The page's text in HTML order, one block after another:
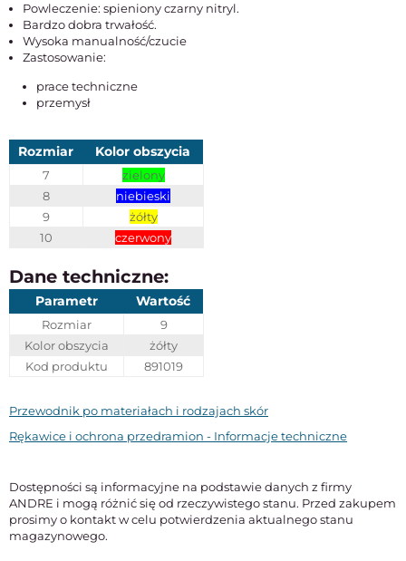
Powleczenie: spieniony czarny nitryl.
Bardzo dobra trwałość.
Wysoka manualność/czucie
Zastosowanie:
prace techniczne
przemysł
Rozmiar Kolor obszycia
7
zielony
8
niebieski
9
żółty
10
czerwony
Dane techniczne:
Parametr Wartość
Rozmiar
9
Kolor obszycia
żółty
Kod produktu
891019
Przewodnik po materiałach i rodzajach skór
Rękawice i ochrona przedramion - Informacje techniczne
Dostępności są informacyjne na podstawie danych z firmy
ANDRE i mogą różnić się od rzeczywistego stanu. Przed zakupem
prosimy o kontakt w celu potwierdzenia aktualnego stanu
magazynowego.